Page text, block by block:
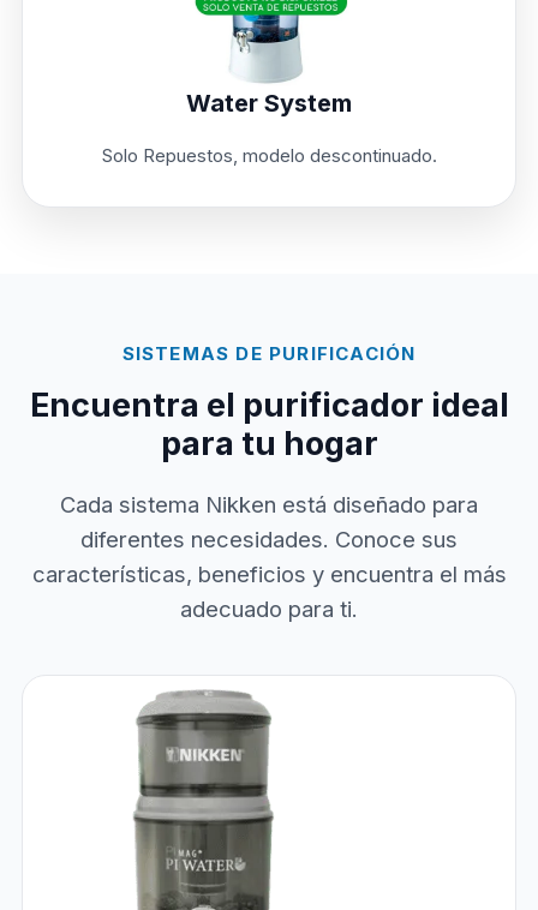
Water System
Solo Repuestos, modelo descontinuado.
SISTEMAS DE PURIFICACIÓN
Encuentra el purificador ideal
para tu hogar
Cada sistema Nikken está diseñado para
diferentes necesidades. Conoce sus
características, beneficios y encuentra el más
adecuado para ti.